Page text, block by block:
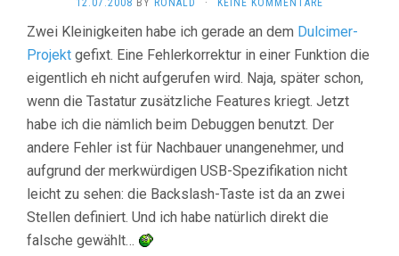
12.07.2008 BY RONALD · KEINE KOMMENTARE
Zwei Kleinigkeiten habe ich gerade an dem Dulcimer-
Projekt gefixt. Eine Fehlerkorrektur in einer Funktion die
eigentlich eh nicht aufgerufen wird. Naja, später schon,
wenn die Tastatur zusätzliche Features kriegt. Jetzt
habe ich die nämlich beim Debuggen benutzt. Der
andere Fehler ist für Nachbauer unangenehmer, und
aufgrund der merkwürdigen USB-Spezifikation nicht
leicht zu sehen: die Backslash-Taste ist da an zwei
Stellen definiert. Und ich habe natürlich direkt die
falsche gewählt…